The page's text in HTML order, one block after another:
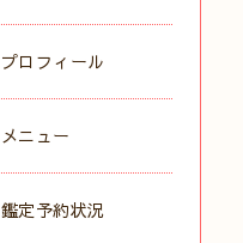
プロフィール
メニュー
鑑定予約状況